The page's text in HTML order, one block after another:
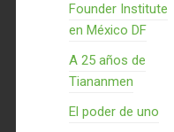
Founder Institute
en México DF
A 25 años de
Tiananmen
El poder de uno